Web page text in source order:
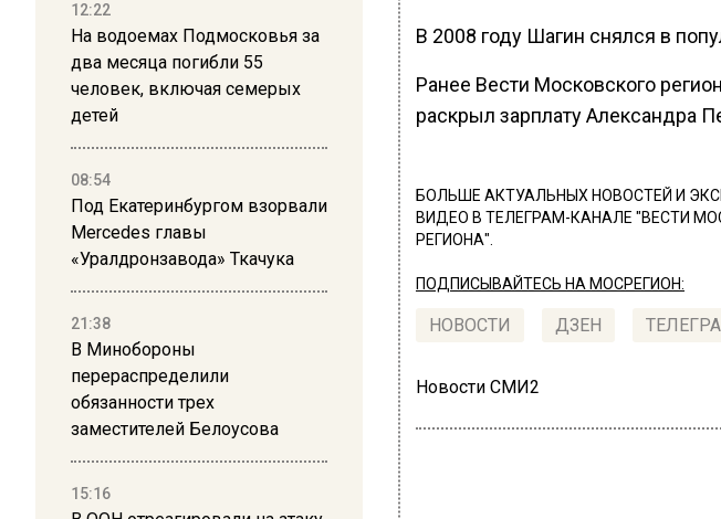
12:22
На водоемах Подмосковья за
два месяца погибли 55
человек, включая семерых
детей
08:54
Под Екатеринбургом взорвали
Mercedes главы
«Уралдронзавода» Ткачука
21:38
В Минобороны
перераспределили
обязанности трех
заместителей Белоусова
15:16
В 2008 году Шагин снялся в
Ранее Вести Московского
раскрыл зарплату Александра
БОЛЬШЕ АКТУАЛЬНЫХ НОВОСТЕЙ И
ВИДЕО В ТЕЛЕГРАМ-КАНАЛЕ "ВЕСТИ
РЕГИОНА".
ПОДПИСЫВАЙТЕСЬ НА МОСРЕГИОН:
НОВОСТИ ДЗЕН
Новости СМИ2